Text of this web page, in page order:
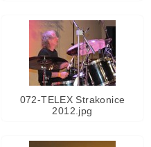
072-TELEX Strakonice
2012.jpg